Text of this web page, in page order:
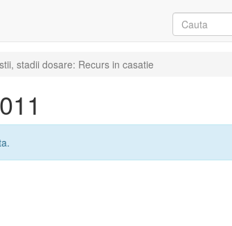
stadii dosare: Recurs in casatie